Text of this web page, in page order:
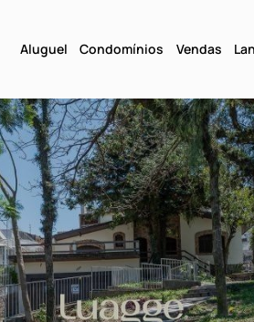
Aluguel Condomínios Vendas